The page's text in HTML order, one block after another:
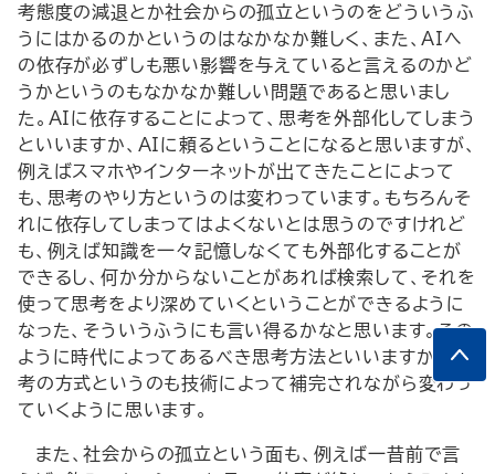
考態度の減退とか社会からの孤立というのをどういうふ
うにはかるのかというのはなかなか難しく、また、AIへ
の依存が必ずしも悪い影響を与えていると言えるのかど
うかというのもなかなか難しい問題であると思いまし
た。AIに依存することによって、思考を外部化してしまう
といいますか、AIに頼るということになると思いますが、
例えばスマホやインターネットが出てきたことによって
も、思考のやり方というのは変わっています。もちろんそ
れに依存してしまってはよくないとは思うのですけれど
も、例えば知識を一々記憶しなくても外部化することが
できるし、何か分からないことがあれば検索して、それを
使って思考をより深めていくということができるように
なった、そういうふうにも言い得るかなと思います。その
ように時代によってあるべき思考方法といいますか、思
考の方式というのも技術によって補完されながら変わっ
ていくように思います。
また、社会からの孤立という面も、例えば一昔前で言